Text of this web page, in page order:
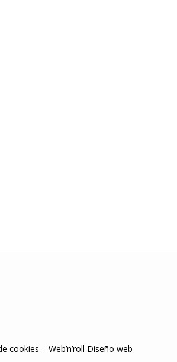
cookies – Web’n’roll Diseño web